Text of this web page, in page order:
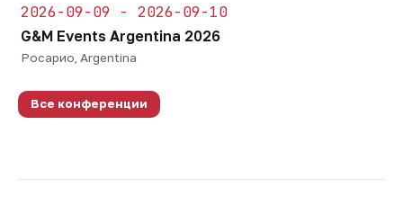
2026-09-09 - 2026-09-10
G&M Events Argentina 2026
Росарио, Argentina
Все конференции